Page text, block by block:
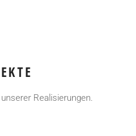
Realisierungen.